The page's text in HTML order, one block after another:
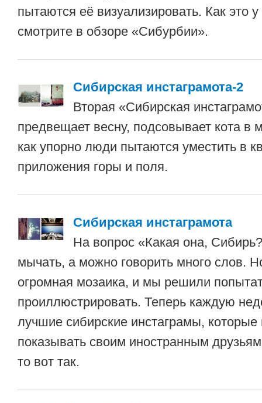
пытаются её визуализировать. Как это
смотрите в обзоре «Сибурбии».
Сибирская инстаграмота-2
Вторая «Сибирская
предвещает весну, подсовывает кота в
как упорно люди пытаются уместить в
приложения горы и поля.
Сибирская инстаграмота
На вопрос «Какая она,
мычать, а можно говорить много слов.
огромная мозаика, и мы решили
проиллюстрировать. Теперь каждую
лучшие сибирские инстаграмы,
показывать своим иностранным
то вот так.